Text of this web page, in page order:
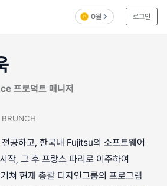
0원 로그인
프로덕트 매니저
BRUNCH
공하고, 한국내 Fujitsu의 소프트웨어
작, 그 후 프랑스 파리로 이주하여
쳐 현재 총괄 디자인그룹의 프로그램